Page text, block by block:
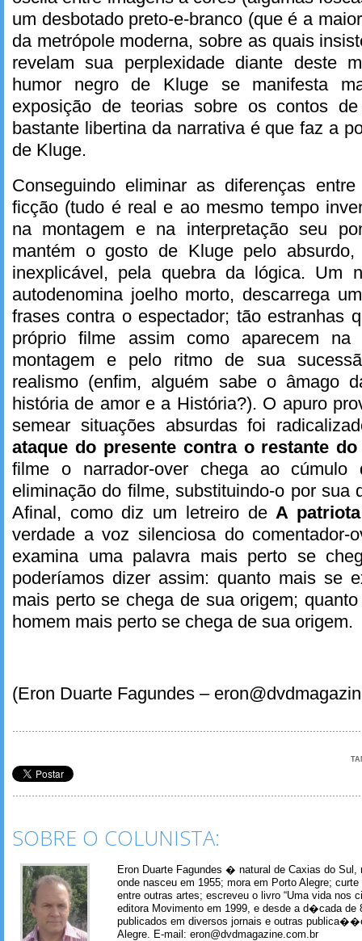
um desbotado preto-e-branco (que é a
da metrópole moderna, sobre as quais
revelam sua perplexidade diante deste
humor negro de Kluge se manifesta
exposição de teorias sobre os contos
bastante libertina da narrativa é que faz a
de Kluge.
Conseguindo eliminar as diferenças
ficção (tudo é real e ao mesmo tempo
na montagem e na interpretação seu
mantém o gosto de Kluge pelo absurdo,
inexplicável, pela quebra da lógica. Um
autodenomina joelho morto, descarrega
frases contra o espectador; tão estranhas
próprio filme assim como aparecem na
montagem e pelo ritmo de sua
realismo (enfim, alguém sabe o âmago
história de amor e a História?). O apuro
semear situações absurdas foi
ataque do presente contra o restante
filme o narrador-over chega ao cúmulo
eliminação do filme, substituindo-o por sua
Afinal, como diz um letreiro deA patriota
verdade a voz silenciosa do comentador-
examina uma palavra mais perto se
poderíamos dizer assim: quanto mais se
mais perto se chega de sua origem;
homem mais perto se chega de sua origem.
(Eron Duarte Fagundes –
SOBRE O COLUNISTA:
Eron Duarte Fagundes � natural de Caxias do Sul,
onde nasceu em 1955; mora em Porto Alegre;
entre outras artes; escreveu o livro “Uma vida nos
editora Movimento em 1999, e desde a d�cada de
publicados em diversos jornais e outras
Alegre. E-mail: eron@dvdmagazine.com.br